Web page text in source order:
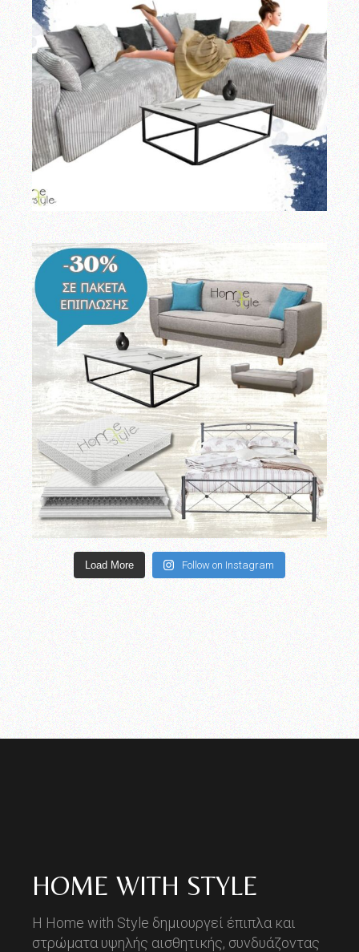
Load More Follow on Instagram
HOME WITH STYLE
Η Home with Style δημιουργεί έπιπλα και
στρώματα υψηλής αισθητικής, συνδυάζοντας